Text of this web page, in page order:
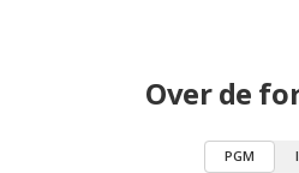
Over de
PGM